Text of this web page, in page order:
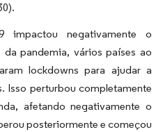
impactou negativamente o
pandemia, vários países ao
lockdowns para ajudar a
Isso perturbou completamente
afetando negativamente o
posteriormente e começou